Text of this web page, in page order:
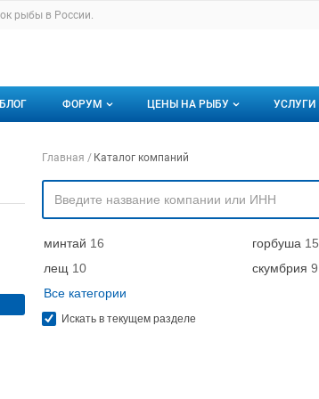
по сайту fishretail.ru
рыбы в России.
пользователя
сайта fishretail.ru
БЛОГ ФОРУМ
Избранные
С моим участием
ЦЕНЫ НА РЫБУ
Актуальные мониторинги
Динамика цен
УСЛУГИ
Навигация по компаниям
Главная Каталог компаний
минтай 16 горбуша 15
лещ 10 скумбрия 9
Все категории
Искать в текущем разделе